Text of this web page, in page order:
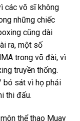
các võ sĩ không
những chiếc
cũng dài
ra, một số
trong võ đài, vì
truyền thống.
bó sát vì họ phải
thi đấu.
thể thao Muay